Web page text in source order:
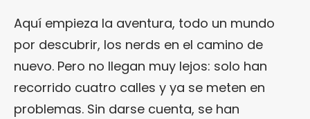
Aquí empieza la aventura, todo un mundo
por descubrir, los nerds en el camino de
nuevo. Pero no llegan muy lejos: solo han
recorrido cuatro calles y ya se meten en
problemas. Sin darse cuenta, se han